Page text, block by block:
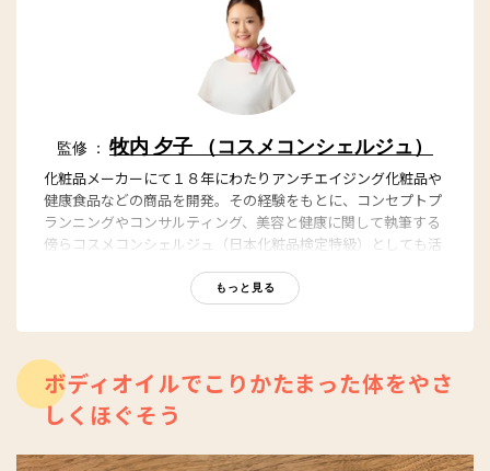
監修 ： 牧内 夕子 （コスメコンシェルジュ）
化粧品メーカーにて１８年にわたりアンチエイジング化粧品や
健康食品などの商品を開発。その経験をもとに、コンセプトプ
ランニングやコンサルティング、美容と健康に関して執筆する
傍らコスメコンシェルジュ（日本化粧品検定特級）としても活
もっと見る
ボディオイルでこりかたまった体をやさ
しくほぐそう